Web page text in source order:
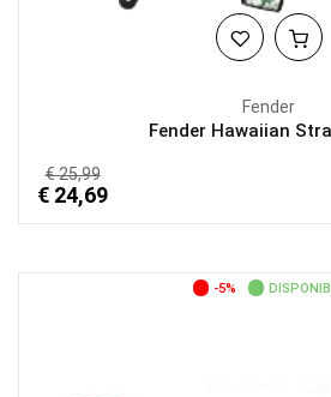
Fender
Fender Hawaiian
€ 25,99
€ 24,69
-5%